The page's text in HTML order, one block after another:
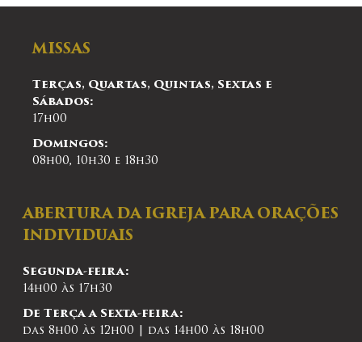
MISSAS
Terças, Quartas, Quintas, Sextas e
Sábados:
17h00
Domingos:
08h00, 10h30 e 18h30
ABERTURA DA IGREJA PARA ORAÇÕES
INDIVIDUAIS
Segunda-feira:
14h00 às 17h30
De Terça a Sexta-feira:
das 8h00 às 12h00 | das 14h00 às 18h00